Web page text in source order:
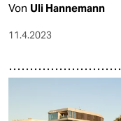
Von Uli Hannemann
11.4.2023